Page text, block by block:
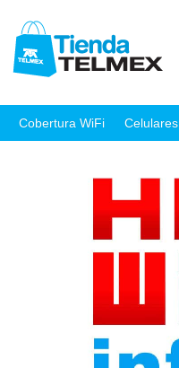
Cobertura WiFi Celulares